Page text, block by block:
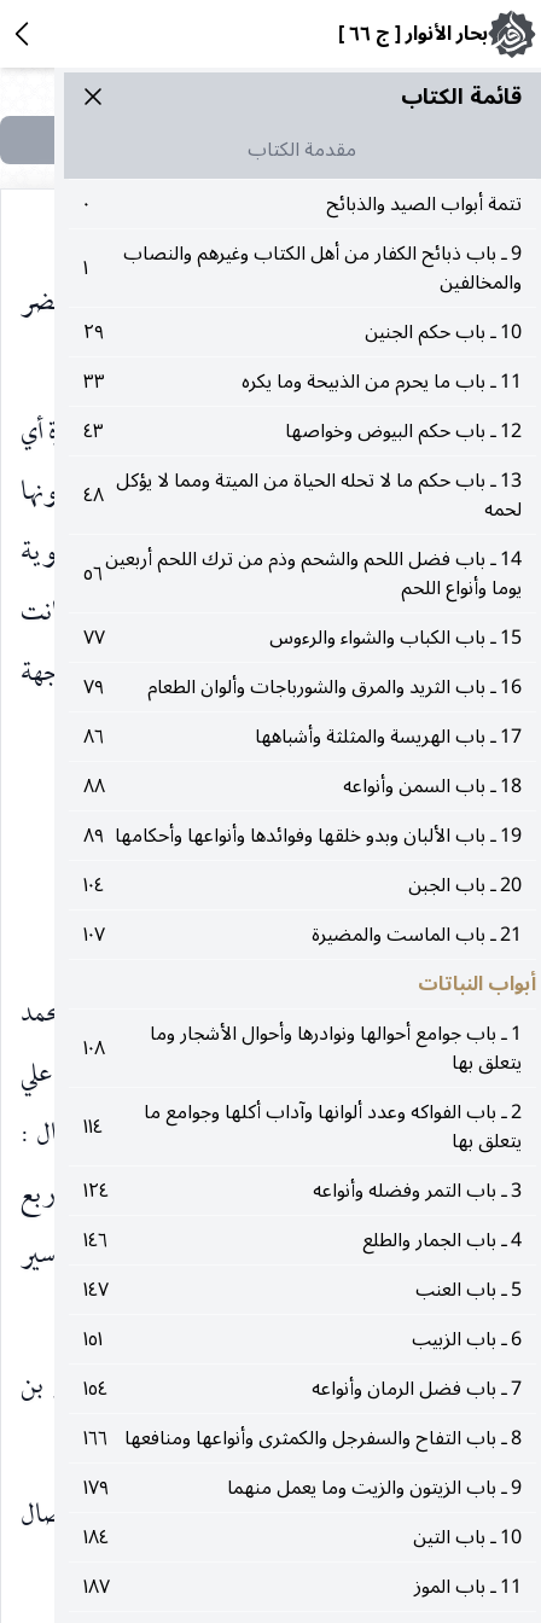
بحار الأنوار [ ج ٦٦ ]
قائمة الکتاب
مقدمة الكتاب
تتمة أبواب الصيد والذبائح
٠
9 ـ باب ذبائح الكفار من أهل الكتاب وغيرهم والنصاب
والمخالفين
١
10 ـ باب حكم الجنين
٢٩
11 ـ باب ما يحرم من الذبيحة وما يكره
٣٣
12 ـ باب حكم البيوض وخواصها
٤٣
13 ـ باب حكم ما لا تحله الحياة من الميتة ومما لا يؤكل
لحمه
٤٨
14 ـ باب فضل اللحم والشحم وذم من ترك اللحم أربعين
يوما وأنواع اللحم
٥٦
15 ـ باب الكباب والشواء والرءوس
٧٧
16 ـ باب الثريد والمرق والشورباجات وألوان الطعام
٧٩
17 ـ باب الهريسة والمثلثة وأشباهها
٨٦
18 ـ باب السمن وأنواعه
٨٨
19 ـ باب الألبان وبدو خلقها وفوائدها وأنواعها وأحكامها
٨٩
20 ـ باب الجبن
١٠٤
21 ـ باب الماست والمضيرة
١٠٧
أبواب النباتات
1 ـ باب جوامع أحوالها ونوادرها وأحوال الأشجار وما
يتعلق بها
١٠٨
2 ـ باب الفواكه وعدد ألوانها وآداب أكلها وجوامع ما
يتعلق بها
١١٤
3 ـ باب التمر وفضله وأنواعه
١٢٤
4 ـ باب الجمار والطلع
١٤٦
5 ـ باب العنب
١٤٧
6 ـ باب الزبيب
١٥١
7 ـ باب فضل الرمان وأنواعه
١٥٤
8 ـ باب التفاح والسفرجل والكمثرى وأنواعها ومنافعها
١٦٦
9 ـ باب الزيتون والزيت وما يعمل منهما
١٧٩
10 ـ باب التين
١٨٤
11 ـ باب الموز
١٨٧
قلت ولم ذاك جعلت فداك قال لأن قلوب المؤمنين خضر
فهي تحن إلى أشكالها .
بيانلأن قلوب المؤمنين خضر وفي الكافي
خضرة أي
منورة بنور أخضر فتميل إلى شكلها أو كناية عن كونها
معمورة بالحكم والمعارف فتكون لتلك الخضرة المعنوية
مناسبة لها لا نعرف حقيقتها أو المعنى أن قلوبهم لما كانت
معمورة بمزارع الحكمة فهي تميل إلى ما كانت له جهة
حسن ونفع وهذا منه.
أقول ليس في الكافي ولا فطور.
باب الكراث
١ ـ الخصال ، عن محمد بن موسى بن المتوكل عن محمد
بن يحيى عن محمد بن أحمد الأشعري عن محمد بن علي
الهمداني عن عمرو بن عيسى عن فرات بن أحنف قال :
سئل أبو عبد اللهعليه‌السلامعن الكراث فقال كله فإن فيه أربع
خصال يطيب النكهة ويطرد الرياح ويقطع البواسير
وهو أمان من الجذام لمن أدمن عليه
المحاسن ، عن محمد بن علي الهمداني عن عمرو بن
عيسى مثله إلا أنه قال لمن أدمنه(٤) .
المكارم ، عن الباقر
قال : في الكراث أربع خصال
وذكر مثله